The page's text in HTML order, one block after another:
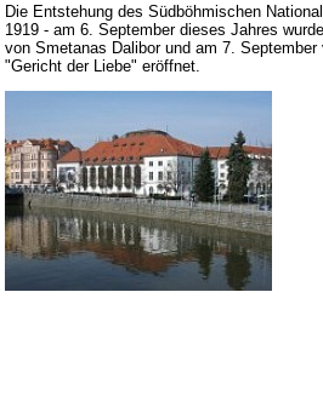
Die Entstehung des Südböhmischen
1919 - am 6. September dieses Jahres
von Smetanas Dalibor und am 7.
"Gericht der Liebe" eröffnet.